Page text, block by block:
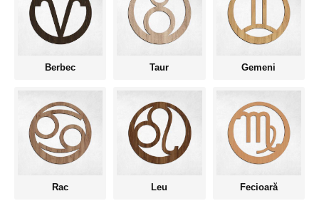
Berbec Taur Gemeni
Rac Leu Fecioară